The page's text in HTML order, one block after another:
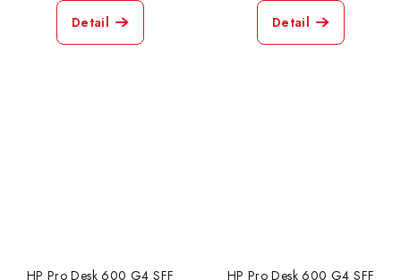
Detail Detail
HP Pro Desk 600 G4 SFF HP Pro Desk 600 G4 SFF